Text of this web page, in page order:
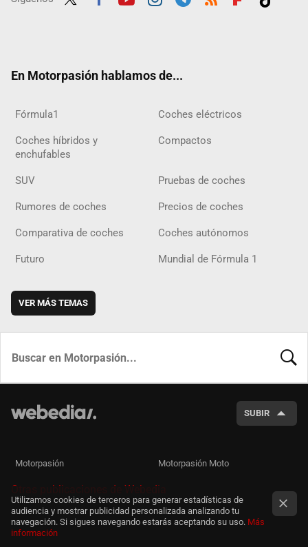
En Motorpasión hablamos de...
Fórmula1 Coches eléctricos
Coches híbridos y
enchufables
Compactos
SUV Pruebas de coches
Rumores de coches Precios de coches
Comparativa de coches Coches autónomos
Futuro Mundial de Fórmula 1
VER MÁS TEMAS
SUBIR
Motorpasión Motorpasión Moto
Otras publicaciones de Webedia
Utilizamos cookies de terceros para generar estadísticas de
audiencia y mostrar publicidad personalizada analizando tu
navegación. Si sigues navegando estarás aceptando su uso. Más
información